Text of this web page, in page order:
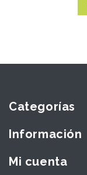
Categorías
Información
Mi cuenta